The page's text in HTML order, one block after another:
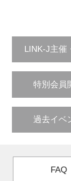
LINK-J主催
特別会員
過去イベ
FAQ